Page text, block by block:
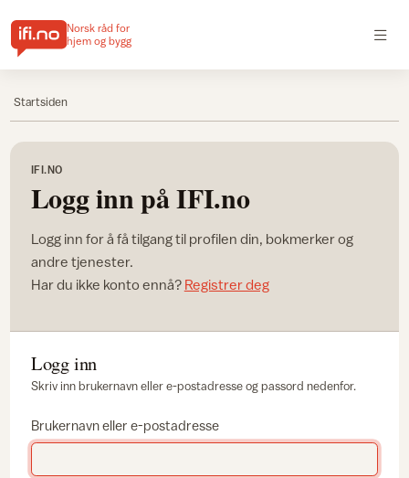
Norsk råd for
hjem og bygg
Startsiden
IFI.NO
Logg inn på IFI.no
Logg inn for å få tilgang til profilen din, bokmerker og
andre tjenester.
Har du ikke konto ennå? Registrer deg
Logg inn
Skriv inn brukernavn eller e-postadresse og passord nedenfor.
Brukernavn eller e-postadresse